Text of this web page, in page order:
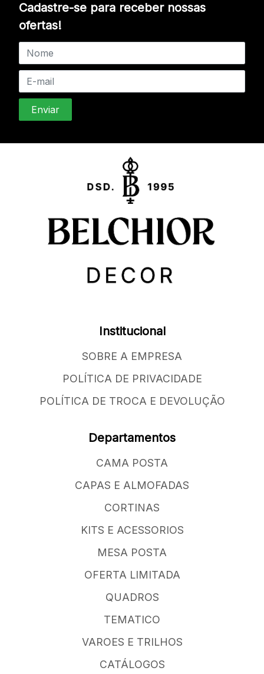
Cadastre-se para receber nossas
ofertas!
Institucional
SOBRE A EMPRESA
POLÍTICA DE PRIVACIDADE
POLÍTICA DE TROCA E DEVOLUÇÃO
Departamentos
CAMA POSTA
CAPAS E ALMOFADAS
CORTINAS
KITS E ACESSORIOS
MESA POSTA
OFERTA LIMITADA
QUADROS
TEMATICO
VAROES E TRILHOS
CATÁLOGOS